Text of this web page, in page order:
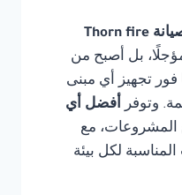
شركة صيانة Thorn fire
بل أصبح من
فور تجهيز أي مبنى
وتوفر أفضل أي
المشروعات، مع
لكل بيئة